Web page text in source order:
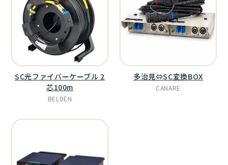
SC光ファイバーケーブル 2
芯100m
BELDEN
多治見⇔SC変換BOX
CANARE